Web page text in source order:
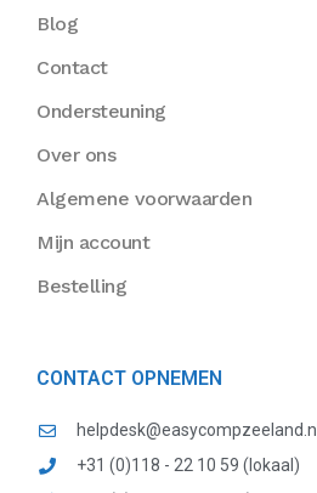
Blog
Contact
Ondersteuning
Over ons
Algemene voorwaarden
Mijn account
Bestelling
CONTACT OPNEMEN
helpdesk@easycompzeeland.nl
+31 (0)118 - 22 10 59 (lokaal)